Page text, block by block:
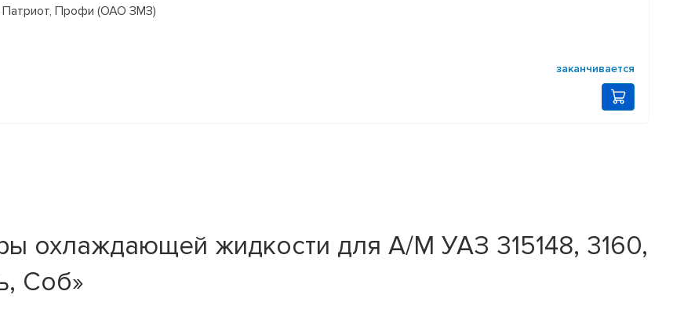
Патриот, Профи (ОАО ЗМЗ)
заканчивается
охлаждающей жидкости для А/М УАЗ 315148, 3160,
Соб»